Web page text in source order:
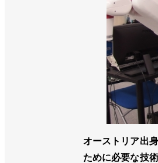
オーストリア出
ために必要な技